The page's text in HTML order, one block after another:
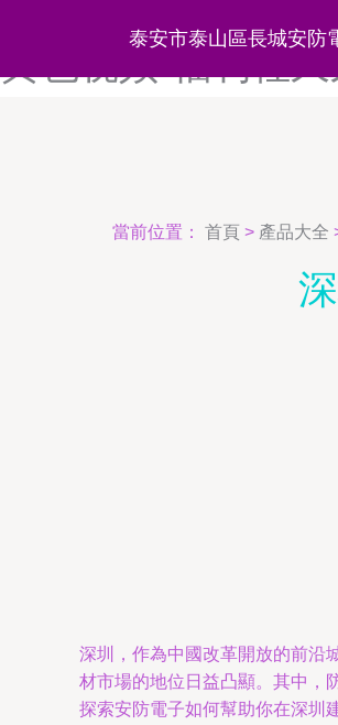
福利社18禁-福利
泰安市泰山區長城安防
當前位置： 首頁 > 產品大全
深圳，作為中國改革開放的前沿
材市場的地位日益凸顯。其中，
探索安防電子如何幫助你在深圳